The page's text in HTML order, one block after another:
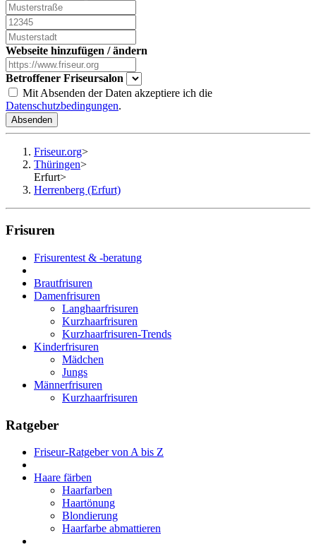
Webseite hinzufügen / ändern
Betroffener Friseursalon
Mit Absenden der Daten akzeptiere ich die
Datenschutzbedingungen.
Absenden
Friseur.org>
Thüringen>
Erfurt>
Herrenberg (Erfurt)
Frisuren
Frisurentest & -beratung
Brautfrisuren
Damenfrisuren
Langhaarfrisuren
Kurzhaarfrisuren
Kurzhaarfrisuren-Trends
Kinderfrisuren
Mädchen
Jungs
Männerfrisuren
Kurzhaarfrisuren
Ratgeber
Friseur-Ratgeber von A bis Z
Haare färben
Haarfarben
Haartönung
Blondierung
Haarfarbe abmattieren